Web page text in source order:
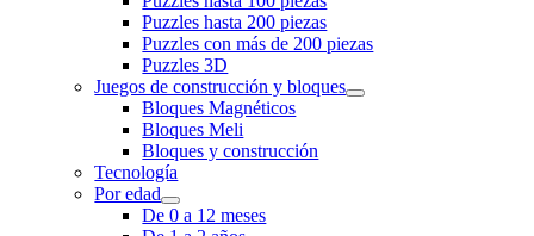
Puzzles hasta 200 piezas
Puzzles con más de 200 piezas
Puzzles 3D
Juegos de construcción y bloques
Bloques Magnéticos
Bloques Meli
Bloques y construcción
Tecnología
Por edad
De 0 a 12 meses